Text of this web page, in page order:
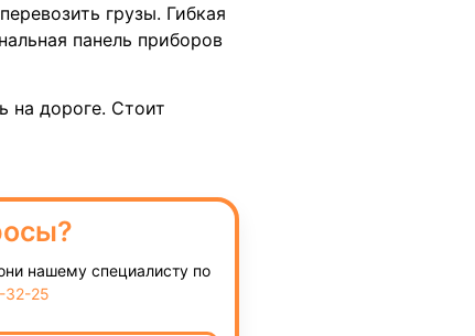
грузы. Гибкая
панель приборов
на дороге. Стоит
нашему специалисту по
32-25